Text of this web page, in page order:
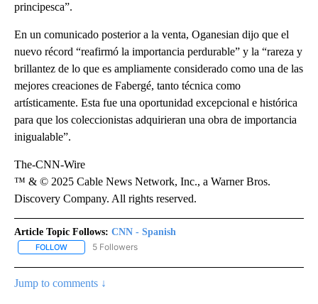
principesca”.
En un comunicado posterior a la venta, Oganesian dijo que el
nuevo récord “reafirmó la importancia perdurable” y la “rareza y
brillantez de lo que es ampliamente considerado como una de las
mejores creaciones de Fabergé, tanto técnica como
artísticamente. Esta fue una oportunidad excepcional e histórica
para que los coleccionistas adquirieran una obra de importancia
inigualable”.
The-CNN-Wire
™ & © 2025 Cable News Network, Inc., a Warner Bros.
Discovery Company. All rights reserved.
Article Topic Follows: CNN - Spanish
FOLLOW FOLLOW "CNN - SPANISH" TO RECEIVE NOTIFICATIONS ABOUT
5 Followers
Jump to comments ↓